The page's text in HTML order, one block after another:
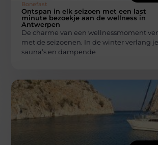
Bonefast
Ontspan in elk seizoen met een last
minute bezoekje aan de wellness in
Antwerpen
De charme van een wellnessmoment
met de seizoenen. In de winter verlang
sauna’s en dampende